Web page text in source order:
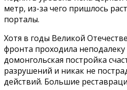
метр, из-за чего пришлось
порталы.
Хотя в годы Великой
фронта проходила
домонгольская постройка
разрушений и никак не
действий. Большие